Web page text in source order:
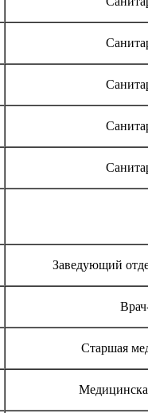
Заведующий
Старшая